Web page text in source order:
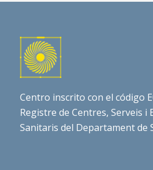
Centro inscrito con el código
Registre de Centres, Serveis i
Sanitaris del Departament de